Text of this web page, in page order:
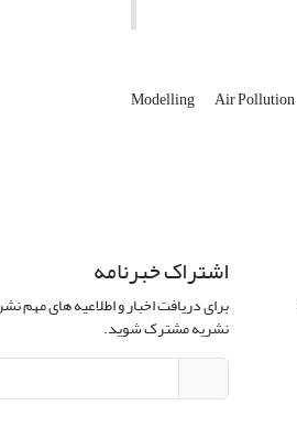
Modelling Air Pollution
اشتراک خبرنامه
برای دریافت اخبار و اطلاعیه های مهم
نشریه مشترک شوید.